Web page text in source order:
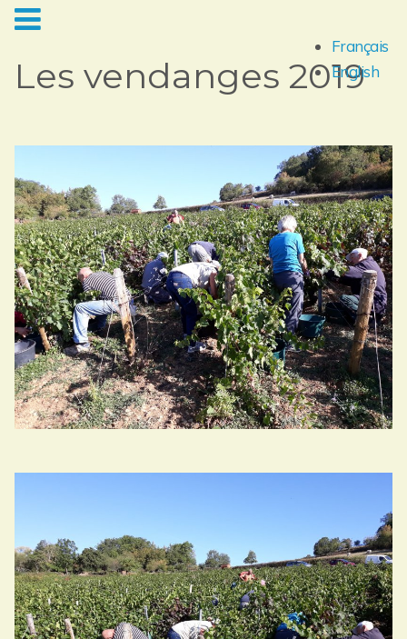
Français
English
Les vendanges 2019